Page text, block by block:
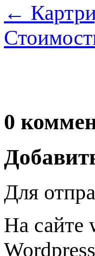
←
0
Для
На сайте